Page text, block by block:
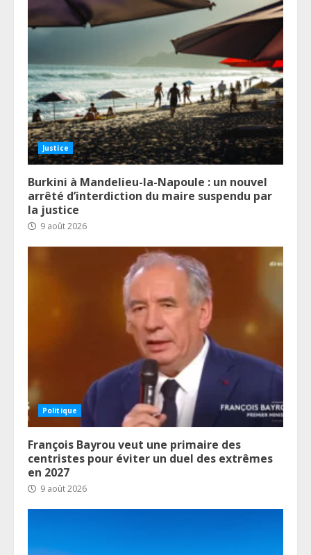
Justice
Burkini à Mandelieu-la-Napoule : un nouvel
arrêté d’interdiction du maire suspendu par
la justice
9 août 2026
Politique
François Bayrou veut une primaire des
centristes pour éviter un duel des extrêmes
en 2027
9 août 2026